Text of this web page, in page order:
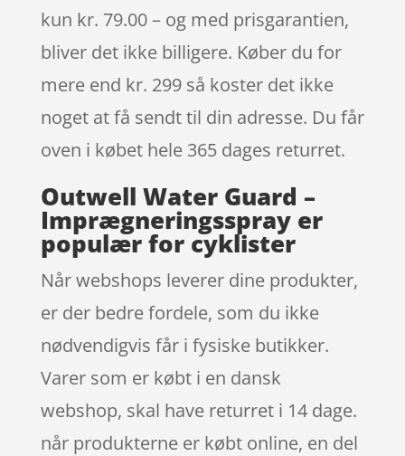
kun kr. 79.00 – og med prisgarantien,
bliver det ikke billigere. Køber du for
mere end kr. 299 så koster det ikke
noget at få sendt til din adresse. Du får
oven i købet hele 365 dages returret.
Outwell Water Guard –
Imprægneringsspray er
populær for cyklister
Når webshops leverer dine produkter,
er der bedre fordele, som du ikke
nødvendigvis får i fysiske butikker.
Varer som er købt i en dansk
webshop, skal have returret i 14 dage.
når produkterne er købt online, en del